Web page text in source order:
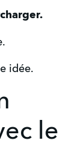
idée.
le